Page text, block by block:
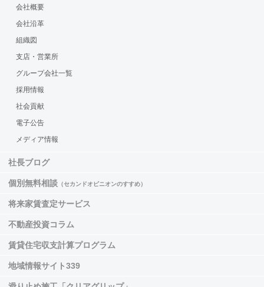
会社概要
会社沿革
組織図
支店・営業所
グループ会社一覧
採用情報
社会貢献
電子公告
メディア情報
社長ブログ
個別無料相談 （セカンドオピニオンのすすめ）
将来家賃査定サービス
不動産投資コラム
賃貸住宅収支計算プログラム
地域情報サイト339